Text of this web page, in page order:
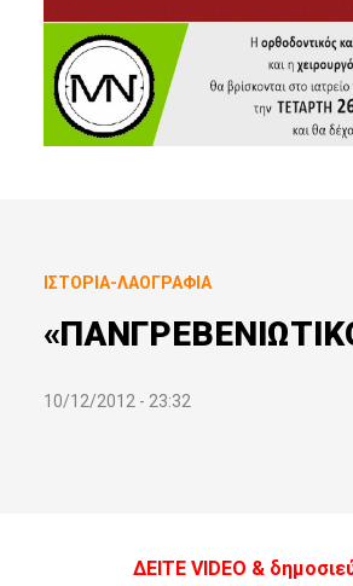
ΙΣΤΟΡΊΑ-ΛΑΟΓΡΑΦΊΑ
10/12/2012 - 23:32
ΔΕΙΤΕ VIDEO &